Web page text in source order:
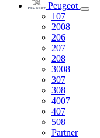
Peugeot
107
2008
206
207
208
3008
307
308
4007
407
508
Partner